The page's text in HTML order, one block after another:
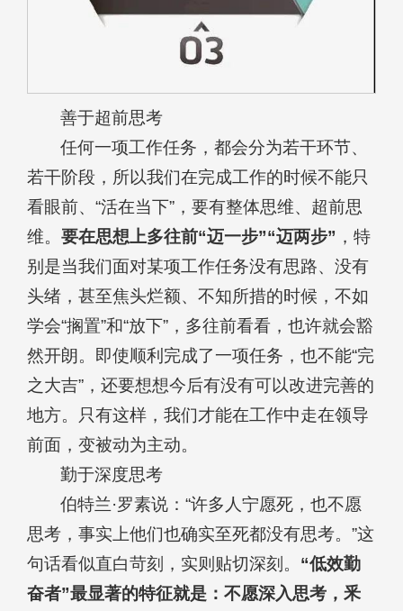
善于超前思考
任何一项工作任务，都会分为若干环节、
若干阶段，所以我们在完成工作的时候不能只
看眼前、“活在当下”，要有整体思维、超前思
维。 要在思想上多往前“迈一步”“迈两步” ，特
别是当我们面对某项工作任务没有思路、没有
头绪，甚至焦头烂额、不知所措的时候，不如
学会“搁置”和“放下”，多往前看看，也许就会豁
然开朗。即使顺利完成了一项任务，也不能“完
之大吉”，还要想想今后有没有可以改进完善的
地方。只有这样，我们才能在工作中走在领导
前面，变被动为主动。
勤于深度思考
伯特兰·罗素说：“许多人宁愿死，也不愿
思考，事实上他们也确实至死都没有思考。”这
句话看似直白苛刻，实则贴切深刻。 “低效勤
奋者”最显著的特征就是：不愿深入思考，釆